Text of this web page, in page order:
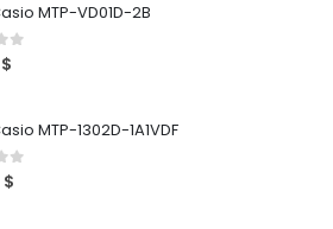
MTP-VD01D-2B
5
$
MTP-1302D-1A1VDF
5
$